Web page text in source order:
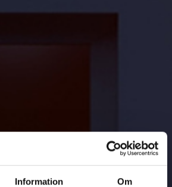
Information Om